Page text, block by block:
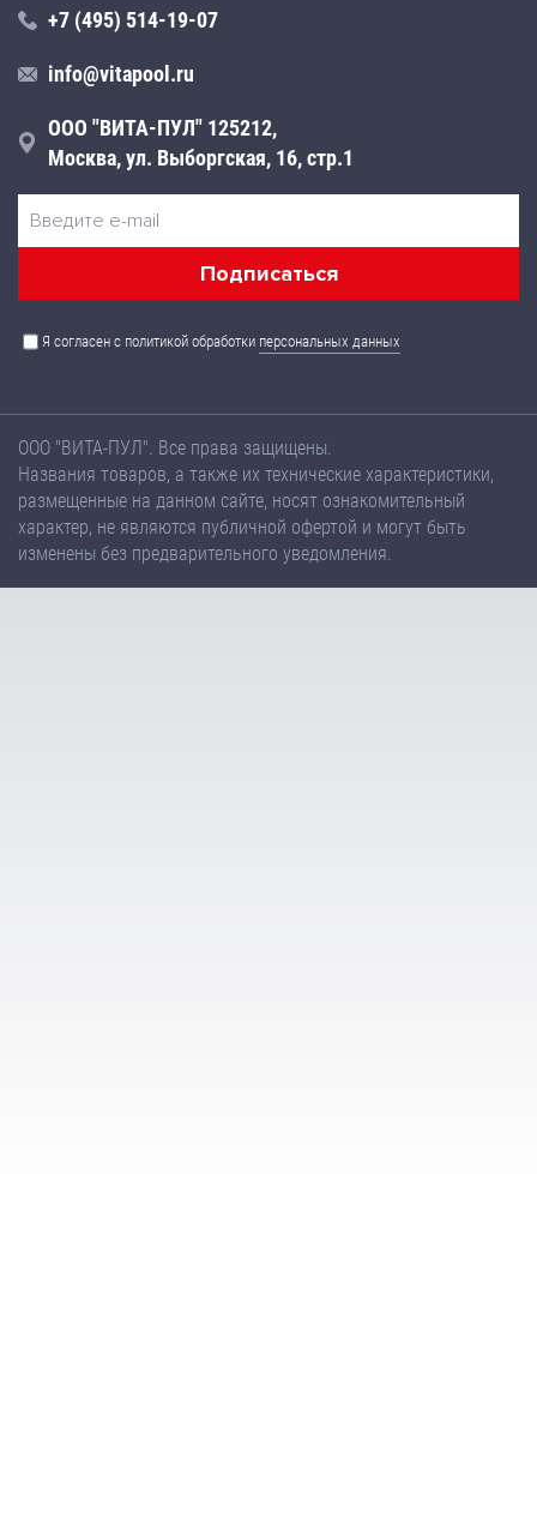
+7 (495) 514-19-07
info@vitapool.ru
ООО "ВИТА-ПУЛ" 125212,
Москва, ул. Выборгская, 16, стр.1
Я согласен с политикой обработки персональных данных
ООО "ВИТА-ПУЛ". Все права защищены.
Названия товаров, а также их технические характеристики,
размещенные на данном сайте, носят ознакомительный
характер, не являются публичной офертой и могут быть
изменены без предварительного уведомления.